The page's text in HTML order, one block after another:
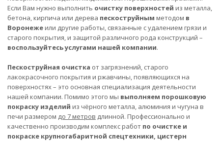
Если Вам нужно выполнить очистку поверхностей из металла,
бетона, кирпича или дерева пескоструйным методом в
Воронежеили другие работы, связанные с удалением грязи и
старого покрытия, и защитой различного рода конструкций –
воспользуйтесь услугами нашей компании.
Пескоструйная очистка от загрязнений, старого
лакокрасочного покрытия и ржавчины, появляющихся на
поверхностях – это основная специализация деятельности
нашей компании. Помимо этого мы выполняем порошковую
покраску изделий из чёрного металла, алюминия и чугуна в
печи размером до 7 метров длинной. Профессионально и
качественно производим комплекс работ по очистке и
покраске крупногабаритной спецтехники, цистерн